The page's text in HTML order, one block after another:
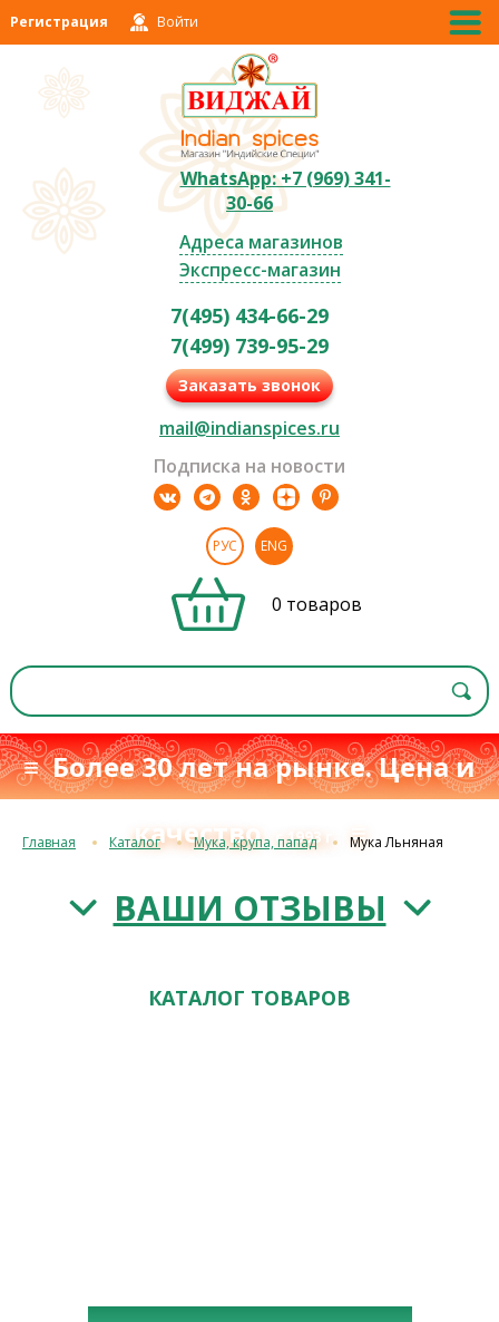
Регистрация Войти
WhatsApp: +7 (969) 341-
30-66
Адреса магазинов
Экспресс-магазин
7(495) 434-66-29
7(499) 739-95-29
Заказать звонок
mail@indianspices.ru
Подписка на новости
РУС ENG
0 товаров
≡ Более 30 лет на рынке. Цена и
качество с 1993 г.≡
Главная Каталог Мука, крупа, папад Мука Льняная
ВАШИ ОТЗЫВЫ
КАТАЛОГ ТОВАРОВ